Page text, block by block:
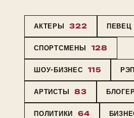
АКТЕРЫ 322 ПЕВЕЦ
СПОРТСМЕНЫ 128
ШОУ-БИЗНЕС 115
АРТИСТЫ 83
ПОЛИТИКИ 64